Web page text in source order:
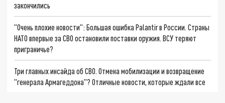
закончились
"Очень плохие новости": Большая ошибка Palantir в России. Страны
НАТО впервые за СВО остановили поставки оружия. ВСУ теряют
приграничье?
Три главных инсайда об СВО. Отмена мобилизации и возвращение
"генерала Армагеддона"? Отличные новости, которые ждали все